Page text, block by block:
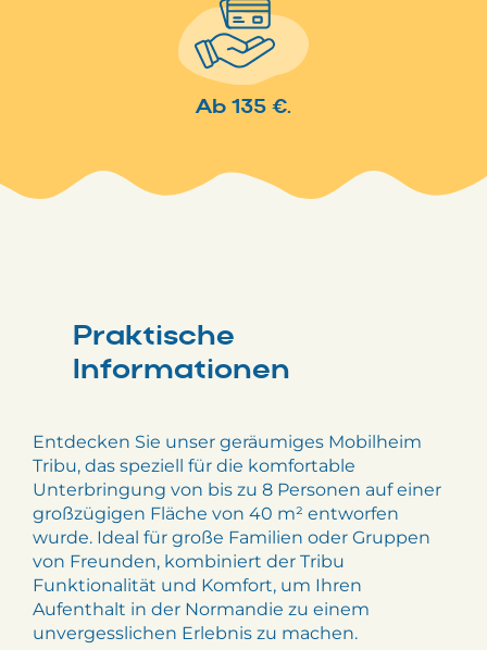
Ab 135 €.
Praktische
Informationen
Entdecken Sie unser geräumiges Mobilheim
Tribu, das speziell für die komfortable
Unterbringung von bis zu 8 Personen auf einer
großzügigen Fläche von 40 m² entworfen
wurde. Ideal für große Familien oder Gruppen
von Freunden, kombiniert der Tribu
Funktionalität und Komfort, um Ihren
Aufenthalt in der Normandie zu einem
unvergesslichen Erlebnis zu machen.